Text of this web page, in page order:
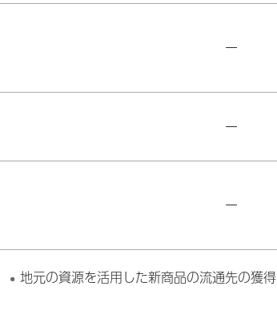
ー
ー
ー
地元の資源を活用した新商品の流通先の獲得